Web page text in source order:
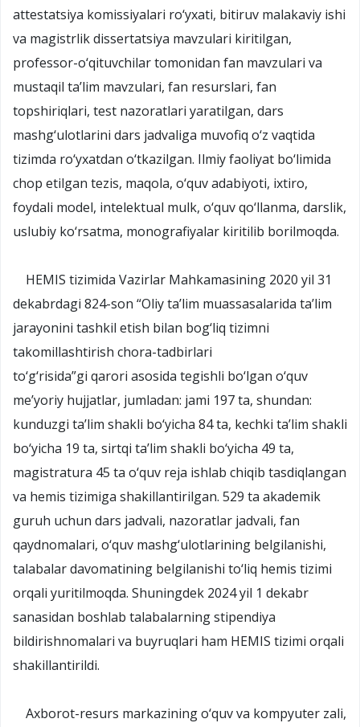
attestatsiya komissiyalari ro‘yxati, bitiruv malakaviy ishi
va magistrlik dissertatsiya mavzulari kiritilgan,
professor-o‘qituvchilar tomonidan fan mavzulari va
mustaqil ta’lim mavzulari, fan resurslari, fan
topshiriqlari, test nazoratlari yaratilgan, dars
mashg‘ulotlarini dars jadvaliga muvofiq o‘z vaqtida
tizimda ro‘yxatdan o‘tkazilgan. Ilmiy faoliyat bo‘limida
chop etilgan tezis, maqola, o‘quv adabiyoti, ixtiro,
foydali model, intelektual mulk, o‘quv qo‘llanma, darslik,
uslubiy ko‘rsatma, monografiyalar kiritilib borilmoqda.
HEMIS tizimida Vazirlar Mahkamasining 2020 yil 31
dekabrdagi 824-son “Oliy ta’lim muassasalarida ta’lim
jarayonini tashkil etish bilan bog‘liq tizimni
takomillashtirish chora-tadbirlari
to‘g‘risida”gi qarori asosida tegishli bo‘lgan o‘quv
me’yoriy hujjatlar, jumladan: jami 197 ta, shundan:
kunduzgi ta’lim shakli bo‘yicha 84 ta, kechki ta’lim shakli
bo‘yicha 19 ta, sirtqi ta’lim shakli bo‘yicha 49 ta,
magistratura 45 ta o‘quv reja ishlab chiqib tasdiqlangan
va hemis tizimiga shakillantirilgan. 529 ta akademik
guruh uchun dars jadvali, nazoratlar jadvali, fan
qaydnomalari, o‘quv mashg‘ulotlarining belgilanishi,
talabalar davomatining belgilanishi to‘liq hemis tizimi
orqali yuritilmoqda. Shuningdek 2024 yil 1 dekabr
sanasidan boshlab talabalarning stipendiya
bildirishnomalari va buyruqlari ham HEMIS tizimi orqali
shakillantirildi.
Axborot-resurs markazining o‘quv va kompyuter zali,